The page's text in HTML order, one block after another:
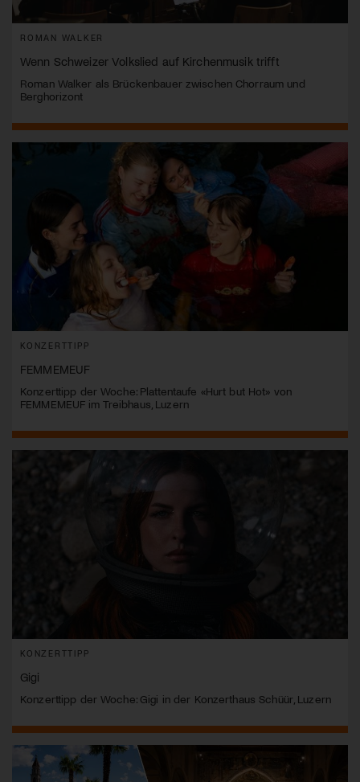
ROMAN WALKER
Wenn Schweizer Volkslied auf Kirchenmusik trifft
Roman Walker als Brückenbauer zwischen Chorraum und
Berghorizont
KONZERTTIPP
FEMMEMEUF
Konzerttipp der Woche: Plattentaufe «Hurt but Hot» von
FEMMEMEUF im Treibhaus, Luzern
KONZERTTIPP
Gigi
Konzerttipp der Woche: Gigi in der Konzerthaus Schüür, Luzern